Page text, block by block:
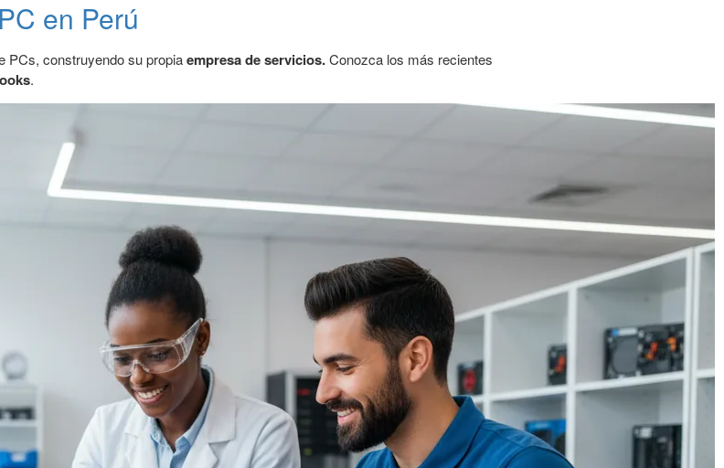
en Perú
PCs, construyendo su propiaempresa de servicios.Conozca los más recientes
.